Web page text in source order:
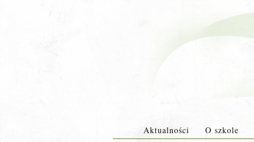
Aktualności O szkole